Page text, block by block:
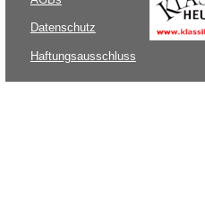
Datenschutz
Haftungsausschluss